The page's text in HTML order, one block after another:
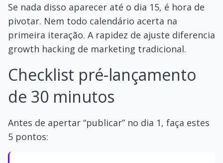
Se nada disso aparecer até o dia 15, é hora de
pivotar. Nem todo calendário acerta na
primeira iteração. A rapidez de ajuste diferencia
growth hacking de marketing tradicional.
Checklist pré-lançamento
de 30 minutos
Antes de apertar “publicar” no dia 1, faça estes
5 pontos: